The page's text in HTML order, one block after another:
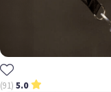
5.0
(91)